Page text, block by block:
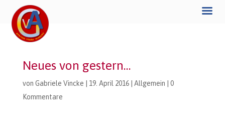
Neues von gestern…
von Gabriele Vincke 19. April 2016| Allgemein
0
Kommentare